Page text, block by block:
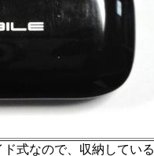
ド式なので、収納している